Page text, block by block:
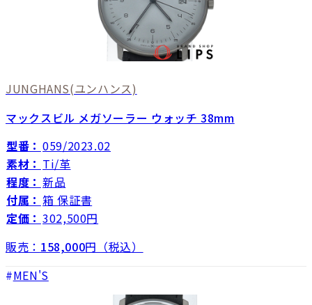
JUNGHANS(ユンハンス)
マックスビル メガソーラー ウォッチ 38mm
型番： 059/2023.02
素材： Ti/革
程度： 新品
付属： 箱 保証書
定価： 302,500円
販売： 158,000円（税込）
MEN'S